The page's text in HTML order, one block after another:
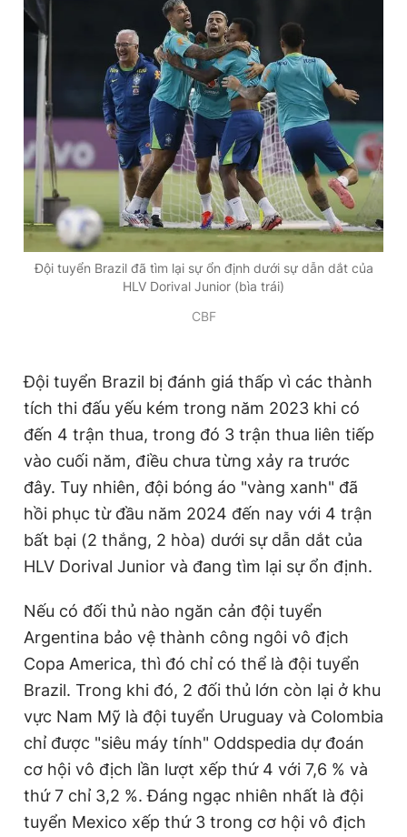
Đội tuyển Brazil đã tìm lại sự ổn định dưới sự dẫn dắt của
HLV Dorival Junior (bìa trái)
CBF
Đội tuyển Brazil bị đánh giá thấp vì các thành
tích thi đấu yếu kém trong năm 2023 khi có
đến 4 trận thua, trong đó 3 trận thua liên tiếp
vào cuối năm, điều chưa từng xảy ra trước
đây. Tuy nhiên, đội bóng áo "vàng xanh" đã
hồi phục từ đầu năm 2024 đến nay với 4 trận
bất bại (2 thắng, 2 hòa) dưới sự dẫn dắt của
HLV Dorival Junior và đang tìm lại sự ổn định.
Nếu có đối thủ nào ngăn cản đội tuyển
Argentina bảo vệ thành công ngôi vô địch
Copa America, thì đó chỉ có thể là đội tuyển
Brazil. Trong khi đó, 2 đối thủ lớn còn lại ở khu
vực Nam Mỹ là đội tuyển Uruguay và Colombia
chỉ được "siêu máy tính" Oddspedia dự đoán
cơ hội vô địch lần lượt xếp thứ 4 với 7,6 % và
thứ 7 chỉ 3,2 %. Đáng ngạc nhiên nhất là đội
tuyển Mexico xếp thứ 3 trong cơ hội vô địch